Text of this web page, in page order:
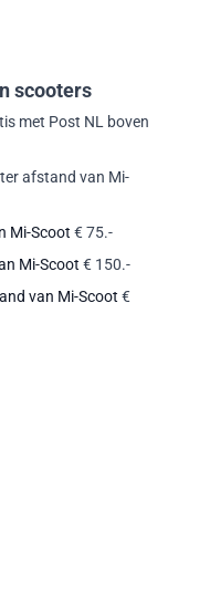
scooters
met Post NL boven
afstand van Mi-
Mi-Scoot € 75.-
Mi-Scoot € 150.-
van Mi-Scoot €